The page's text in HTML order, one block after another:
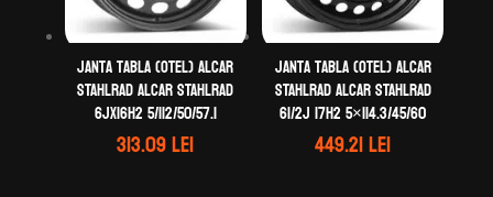
Janta tabla (otel) ALCAR
STAHLRAD ALCAR STAHLRAD
6Jx16H2 5/112/50/57.1
313.09lei
Janta tabla (otel) ALCAR
STAHLRAD ALCAR STAHLRAD
61/2J 17H2 5×114.3/45/60
449.21lei